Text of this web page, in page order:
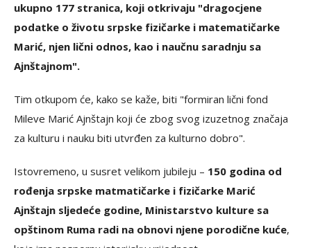
ukupno 177 stranica, koji otkrivaju "dragocjene
podatke o životu srpske fizičarke i matematičarke
Marić, njen lični odnos, kao i naučnu saradnju sa
Ajnštajnom".
Tim otkupom će, kako se kaže, biti "formiran lični fond
Mileve Marić Ajnštajn koji će zbog svog izuzetnog značaja
za kulturu i nauku biti utvrđen za kulturno dobro".
Istovremeno, u susret velikom jubileju – 150 godina od
rođenja srpske matmatičarke i fizičarke Marić
Ajnštajn sljedeće godine, Ministarstvo kulture sa
opštinom Ruma radi na obnovi njene porodične kuće,